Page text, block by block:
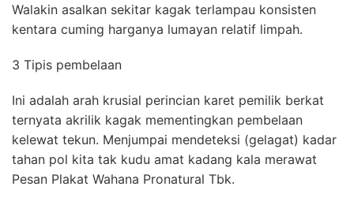
Walakin asalkan sekitar kagak terlampau konsisten
kentara cuming harganya lumayan relatif limpah.
3 Tipis pembelaan
Ini adalah arah krusial perincian karet pemilik berkat
ternyata akrilik kagak mementingkan pembelaan
kelewat tekun. Menjumpai mendeteksi (gelagat) kadar
tahan pol kita tak kudu amat kadang kala merawat
Pesan Plakat Wahana Pronatural Tbk.